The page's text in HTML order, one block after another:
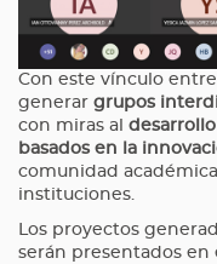
Con este vínculo
generar grupos
con miras al
basados en la
comunidad
instituciones.
Los proyectos
serán presentados en